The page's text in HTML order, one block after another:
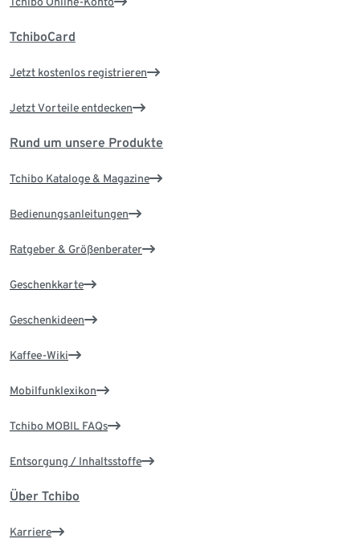
TchiboCard
Jetzt kostenlos registrieren
Jetzt Vorteile entdecken
Rund um unsere Produkte
Tchibo Kataloge & Magazine
Bedienungsanleitungen
Ratgeber & Größenberater
Geschenkkarte
Geschenkideen
Kaffee-Wiki
Mobilfunklexikon
Tchibo MOBIL FAQs
Entsorgung / Inhaltsstoffe
Über Tchibo
Karriere